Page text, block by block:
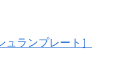
ランプレート］